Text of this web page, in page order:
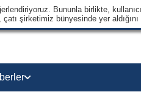
Bununla birlikte,
çatı şirketimiz bünyesinde yer